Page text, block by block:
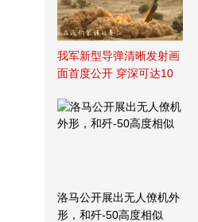
我军新型导弹清晰发射画
面首度公开 穿深可达10
洛马公开展出无人僚机外
形，和歼-50高度相似